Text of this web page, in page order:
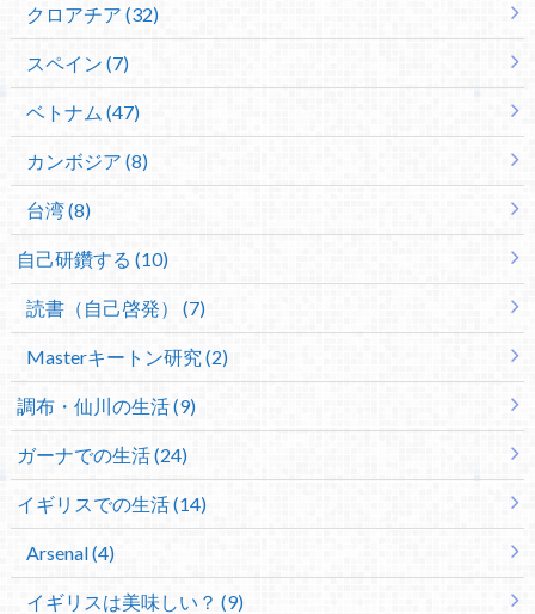
クロアチア (32)
スペイン (7)
ベトナム (47)
カンボジア (8)
台湾 (8)
自己研鑽する (10)
読書（自己啓発） (7)
Masterキートン研究 (2)
調布・仙川の生活 (9)
ガーナでの生活 (24)
イギリスでの生活 (14)
Arsenal (4)
イギリスは美味しい？ (9)